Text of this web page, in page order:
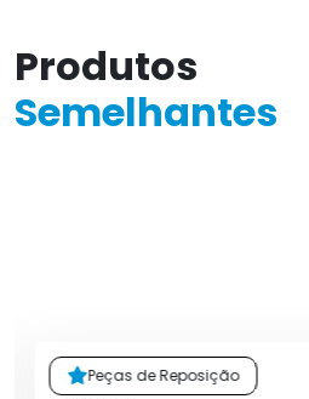
Produtos
Semelhantes
Peças de Reposição